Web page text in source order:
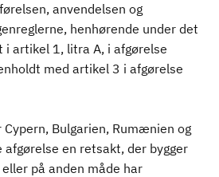
anvendelsen og
henhørende under det
artikel 1, litra A, i afgørelse
med artikel 3 i afgørelse
Bulgarien, Rumænien og
afgørelse en retsakt, der bygger
på anden måde har